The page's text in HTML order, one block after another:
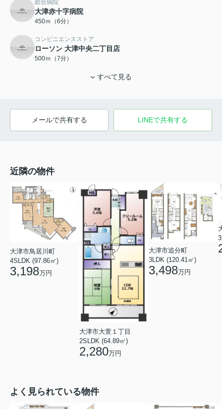
総合病院
大津赤十字病院
450ｍ（6分）
コンビニエンスストア
ローソン 大津中央二丁目店
500ｍ（7分）
すべて見る
メールで共有する LINEで共有する
近隣の物件
大津市鳥居川町
4SLDK (97.86㎡)
3,198万円
大津市大萱１丁目
2SLDK (64.89㎡)
2,280万円
大津市追分町
3LDK (120.41㎡)
3,498万円
よく見られている物件